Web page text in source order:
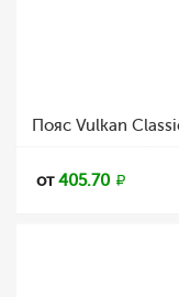
Пояс Vulkan
от405.70